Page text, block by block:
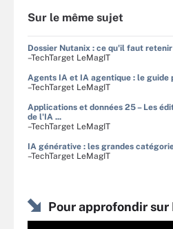
Sur le même sujet
Dossier Nutanix : ce qu'il faut
–TechTarget LeMagIT
Agents IA et IA agentique : le guide
–TechTarget LeMagIT
Applications et données 25 – Les
de l'IA ...
–TechTarget LeMagIT
IA générative : les grandes
–TechTarget LeMagIT
Pour approfondir sur